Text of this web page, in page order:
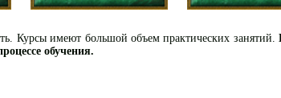
Курсы имеют большой объем практических занятий.
обучения.